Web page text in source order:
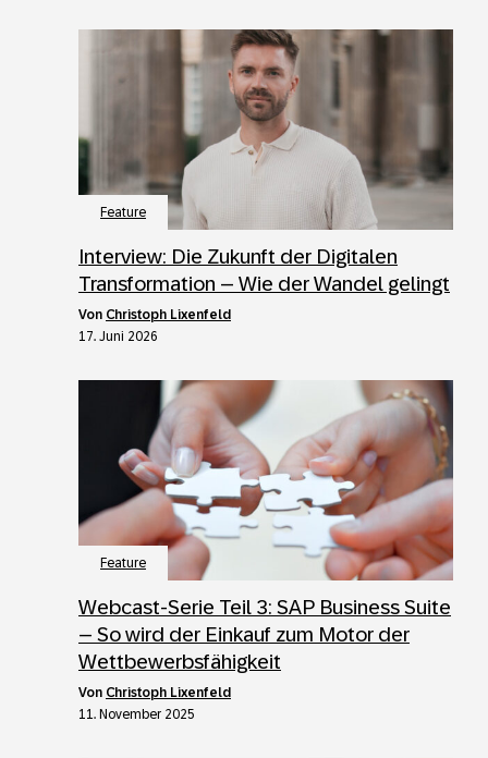
Feature
Interview: Die Zukunft der Digitalen
Transformation – Wie der Wandel gelingt
von Christoph Lixenfeld
17. Juni 2026
Feature
Webcast-Serie Teil 3: SAP Business Suite
– So wird der Einkauf zum Motor der
Wettbewerbsfähigkeit
von Christoph Lixenfeld
11. November 2025